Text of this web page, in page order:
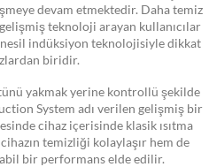
devam etmektedir. Daha temiz
teknoloji arayan kullanıcılar
indüksiyon teknolojisiyle dikkat
biridir.
yakmak yerine kontrollü şekilde
System adı verilen gelişmiş bir
cihaz içerisinde klasik ısıtma
temizliği kolaylaşır hem de
bir performans elde edilir.